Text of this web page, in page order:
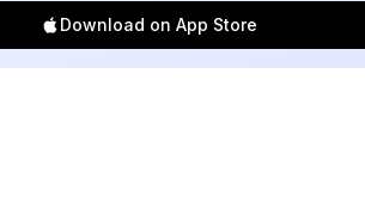
Download on App Store